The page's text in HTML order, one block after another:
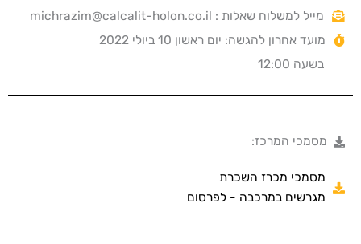
מייל למשלוח שאלות : michrazim@calcalit-holon.co.il
מועד אחרון להגשה: יום ראשון 10 ביולי 2022
בשעה 12:00
מסמכי המרכז:
מסמכי מכרז השכרת
מגרשים במרכבה - לפרסום